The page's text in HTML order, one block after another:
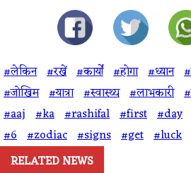
#लेकिन #रखें #कार्यों #होगा #ध्यान
#जोखिम #यात्रा #स्वास्थ्य #लाभकारी
#aaj #ka #rashifal #first #day
#6 #zodiac #signs #get #luck
RELATED NEWS